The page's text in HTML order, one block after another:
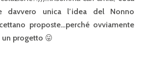
davvero unica l’idea del Nonno
proposte…perché ovviamente
progetto 😛